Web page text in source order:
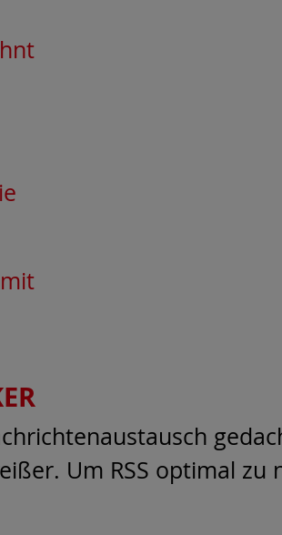
Um RSS optimal zu